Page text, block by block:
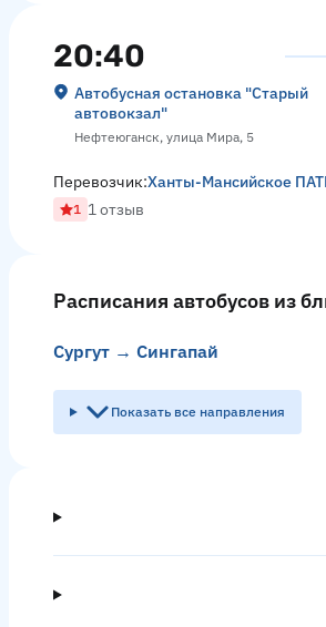
20:40
Автобусная остановка "Старый
автовокзал"
Нефтеюганск, улица Мира, 5
Перевозчик:Ханты-Мансийское
1 1 отзыв
Расписания автобусов из
Сургут → Сингапай
Показать все направления